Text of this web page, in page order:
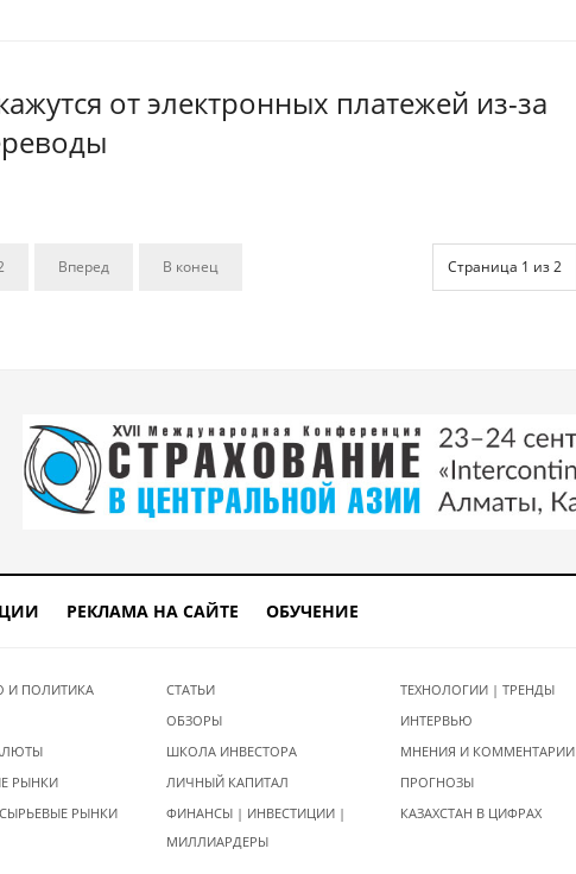
от электронных платежей из-за
Страница 1 из 2
Вперед В конец
РЕКЛАМА НА САЙТЕ ОБУЧЕНИЕ
И ПОЛИТИКА
РЫНКИ
РЫНКИ
СТАТЬИ
ОБЗОРЫ
ШКОЛА ИНВЕСТОРА
ЛИЧНЫЙ КАПИТАЛ
ФИНАНСЫ | ИНВЕСТИЦИИ |
МИЛЛИАРДЕРЫ
ТЕХНОЛОГИИ | ТРЕНДЫ
ИНТЕРВЬЮ
МНЕНИЯ И КОММЕНТАРИИ
ПРОГНОЗЫ
КАЗАХСТАН В ЦИФРАХ